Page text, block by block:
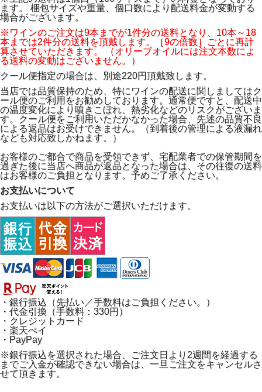
ます。 梱包サイズや重量、個口数により配送料金が変動する
場合がございます。
※ワインのご注文は9本までが1件分の送料となり、10本～18
本までは2件分の送料を頂戴します。［9の倍数］ごとに再計
算させていただきます。 （オリーブオイルには注文本数によ
る送料の変動はございません。）
クール便指定の場合は、別途220円頂戴致します。
当店では品質保持のため、特にワインの配送に関しましてはク
ール便のご利用をお勧めしております。通常便ですと、配送中
の温度変化により噴きこぼれ、熱劣化などのリスクがございま
す。クール便をご利用いただかなかった場合、先述の品質不良
による返品はお受けできません。（到着後の管理による液漏れ
なども対応致しかねます。）
お客様のご都合で商品を受領できず、宅配業者での保管期間を
過ぎた後に当店へ商品が返品となった場合は、その往復の送料
はお客様のご負担となります。予めご了承ください。
お支払いについて
お支払いは以下の方法がご選択いただけます。
・銀行振込（先払い／手数料はご負担ください。）
・代金引換（手数料：330円）
・クレジットカード
・楽天ぺイ
・PayPay
※銀行振込を選択された場合、ご注文日より2週間を経過する
までご入金が確認できない場合は、一旦ご注文をキャンセルさ
せて頂きます。